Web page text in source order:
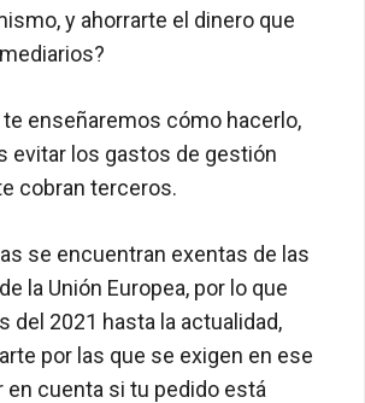
y ahorrarte el dinero que
enseñaremos cómo hacerlo,
evitar los gastos de gestión
cobran terceros.
se encuentran exentas de las
la Unión Europea, por lo que
del 2021 hasta la actualidad,
por las que se exigen en ese
cuenta si tu pedido está